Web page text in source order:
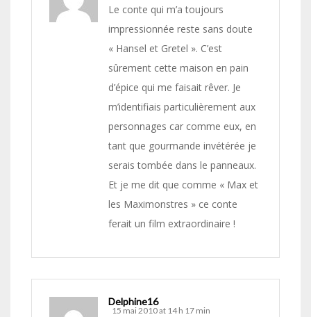
Le conte qui m’a toujours
impressionnée reste sans doute
« Hansel et Gretel ». C’est
sûrement cette maison en pain
d’épice qui me faisait rêver. Je
m’identifiais particulièrement aux
personnages car comme eux, en
tant que gourmande invétérée je
serais tombée dans le panneaux.
Et je me dit que comme « Max et
les Maximonstres » ce conte
ferait un film extraordinaire !
Delphine16
15 mai 2010 at 14 h 17 min